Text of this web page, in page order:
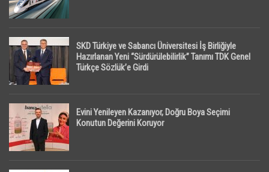
SKD Türkiye ve Sabancı Üniversitesi İş Birliğiyle
Hazırlanan Yeni “Sürdürülebilirlik” Tanımı TDK Genel
Türkçe Sözlük’e Girdi
Evini Yenileyen Kazanıyor, Doğru Boya Seçimi
Konutun Değerini Koruyor